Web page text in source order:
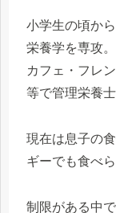
小学生の頃か
栄養学を専攻。
カフェ・フレ
等で管理栄養
現在は息子の
ギーでも食べ
制限がある中